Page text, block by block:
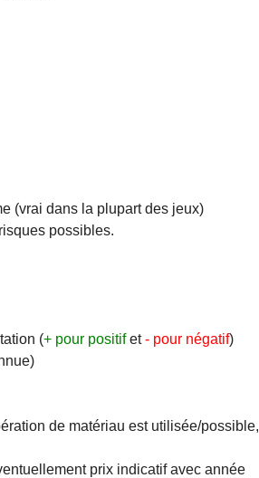
(vrai dans la plupart des jeux)
possibles.
(+ pour positifet- pour négatif)
de matériau est utilisée/possible,
prix indicatif avec année